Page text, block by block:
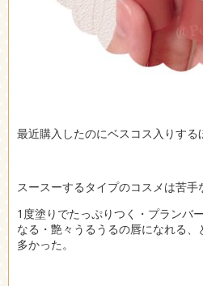
最近購入したのにベスコス入りする
スースーするタイプのコスメは苦手
1度塗りでたっぷりつく・プランバ
なる・艶々うるうるの唇になれる
多かった。